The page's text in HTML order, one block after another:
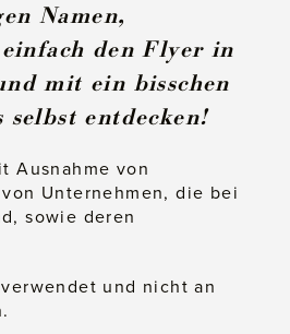
Namen,
den Flyer in
mit ein bisschen
entdecken!
Ausnahme von
Unternehmen, die bei
sowie deren
und nicht an